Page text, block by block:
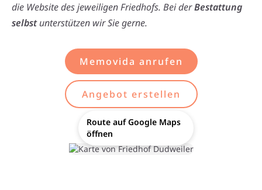
die Website des jeweiligen Friedhofs. Bei derBestattung
selbstunterstützen wir Sie gerne.
Memovida anrufen
Angebot erstellen
Route auf Google Maps
öffnen